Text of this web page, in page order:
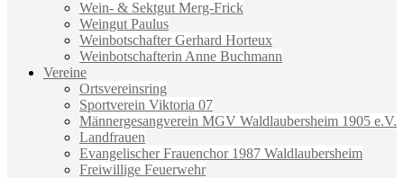
Wein- & Sektgut Merg-Frick
Weingut Paulus
Weinbotschafter Gerhard Horteux
Weinbotschafterin Anne Buchmann
Vereine
Ortsvereinsring
Sportverein Viktoria 07
Männergesangverein MGV Waldlaubersheim 1905 e.V.
Landfrauen
Evangelischer Frauenchor 1987 Waldlaubersheim
Freiwillige Feuerwehr